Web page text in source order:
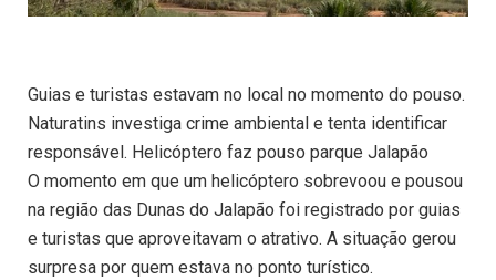
Guias e turistas estavam no local no momento do pouso.
Naturatins investiga crime ambiental e tenta identificar
responsável. Helicóptero faz pouso parque Jalapão
O momento em que um helicóptero sobrevoou e pousou
na região das Dunas do Jalapão foi registrado por guias
e turistas que aproveitavam o atrativo. A situação gerou
surpresa por quem estava no ponto turístico.